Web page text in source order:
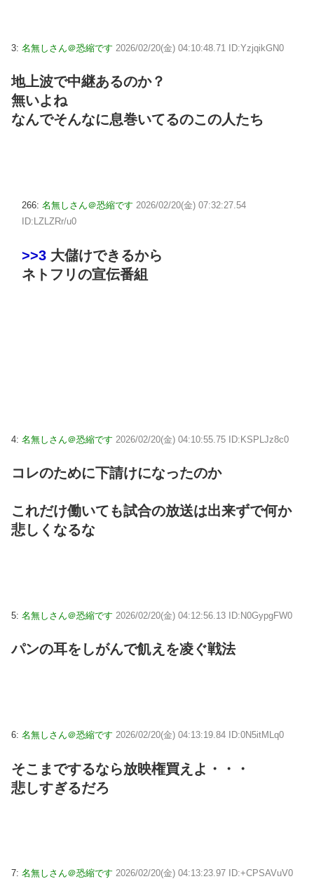
3: 名無しさん＠恐縮です 2026/02/20(金) 04:10:48.71 ID:YzjqikGN0
地上波で中継あるのか？
無いよね
なんでそんなに息巻いてるのこの人たち
266: 名無しさん＠恐縮です 2026/02/20(金) 07:32:27.54
ID:LZLZRr/u0
>>3 大儲けできるから
ネトフリの宣伝番組
4: 名無しさん＠恐縮です 2026/02/20(金) 04:10:55.75 ID:KSPLJz8c0
コレのために下請けになったのか
これだけ働いても試合の放送は出来ずで何か
悲しくなるな
5: 名無しさん＠恐縮です 2026/02/20(金) 04:12:56.13 ID:N0GypgFW0
パンの耳をしがんで飢えを凌ぐ戦法
6: 名無しさん＠恐縮です 2026/02/20(金) 04:13:19.84 ID:0N5itMLq0
そこまでするなら放映権買えよ・・・
悲しすぎるだろ
7: 名無しさん＠恐縮です 2026/02/20(金) 04:13:23.97 ID:+CPSAVuV0